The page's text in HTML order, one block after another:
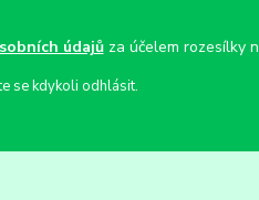
údajůza účelem rozesílky
se kdykoli odhlásit.